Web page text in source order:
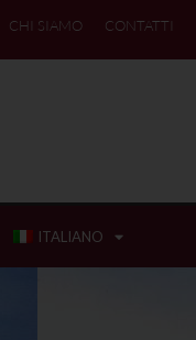
CHI SIAMO CONTATTI
ITALIANO